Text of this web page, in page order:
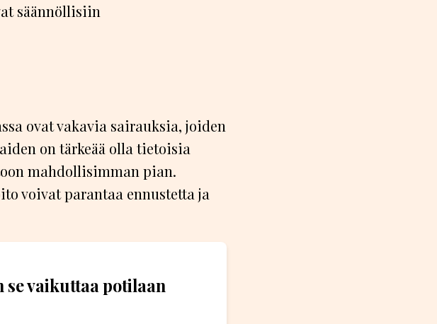
säännöllisiin
ovat vakavia sairauksia, joiden
on tärkeää olla tietoisia
mahdollisimman pian.
voivat parantaa ennustetta ja
se vaikuttaa potilaan